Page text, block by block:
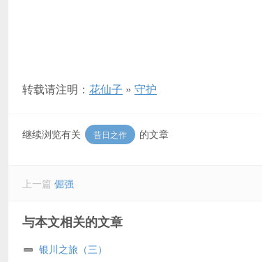
转载请注明： 花仙子 » 守护
继续浏览有关 昔日之作 的文章
上一篇 倔强
与本文相关的文章
银川之旅（三）